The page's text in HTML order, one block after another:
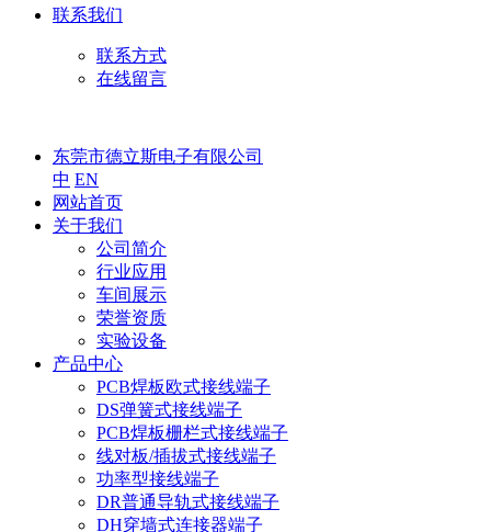
联系我们
联系方式
在线留言
东莞市德立斯电子有限公司
中 EN
网站首页
关于我们
公司简介
行业应用
车间展示
荣誉资质
实验设备
产品中心
PCB焊板欧式接线端子
DS弹簧式接线端子
PCB焊板栅栏式接线端子
线对板/插拔式接线端子
功率型接线端子
DR普通导轨式接线端子
DH穿墙式连接器端子